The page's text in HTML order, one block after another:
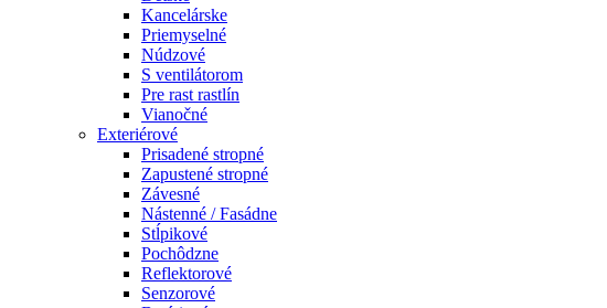
Kancelárske
Priemyselné
Núdzové
S ventilátorom
Pre rast rastlín
Vianočné
Exteriérové
Prisadené stropné
Zapustené stropné
Závesné
Nástenné / Fasádne
Stĺpikové
Pochôdzne
Reflektorové
Senzorové